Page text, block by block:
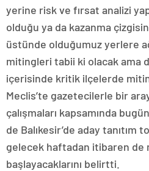
yerine risk ve fırsat analizi
olduğu ya da kazanma
üstünde olduğumuz yerlere
mitingleri tabii ki olacak ama
içerisinde kritik ilçelerde
Meclis’te gazetecilerle bir
çalışmaları kapsamında
de Balıkesir’de aday tanıtım
gelecek haftadan itibaren de
başlayacaklarını belirtti.